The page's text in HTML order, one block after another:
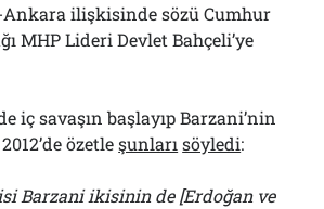
ilişkisinde sözü Cumhur
MHP Lideri Devlet Bahçeli’ye
iç savaşın başlayıp Barzani’nin
özetleşunları söyledi:
Barzani ikisinin de [Erdoğan ve